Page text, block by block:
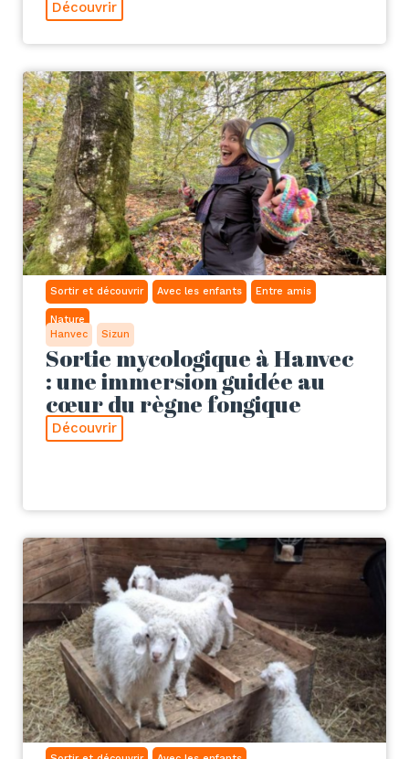
Découvrir
Sortir et découvrir Avec les enfants Entre amis
Nature
Hanvec
Sizun
Sortie mycologique à Hanvec
: une immersion guidée au
cœur du règne fongique
Découvrir